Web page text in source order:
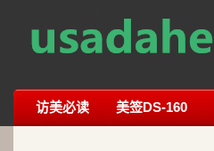
访美必读 美签DS-160